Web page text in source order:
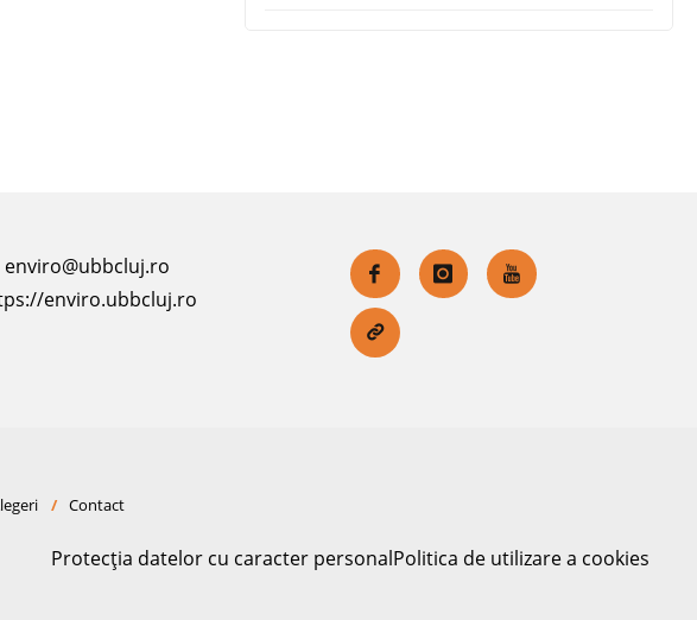
enviro@ubbcluj.ro
enviro.ubbcluj.ro
/ Contact
Protecția datelor cu caracter personalPolitica de utilizare a cookies